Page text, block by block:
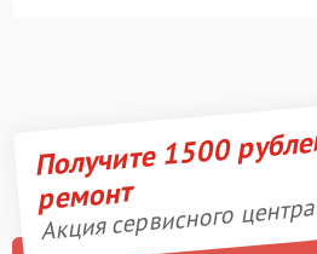
Получите 1500
ремонт
Акция сервисного